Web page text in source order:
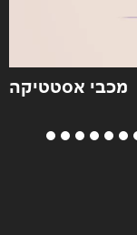
מכבי אסטטיקה